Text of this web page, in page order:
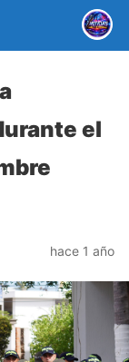
el
hace 1 año